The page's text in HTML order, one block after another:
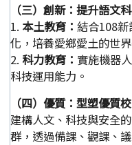
（三）創新：提升語文
1. 本土教育： 結合108
化，培養愛鄉愛土的世
2. 科力教育： 實施機器
科技運用能力。
（四）優質：型塑優質
建構人文、科技與安全
群，透過備課、觀課、